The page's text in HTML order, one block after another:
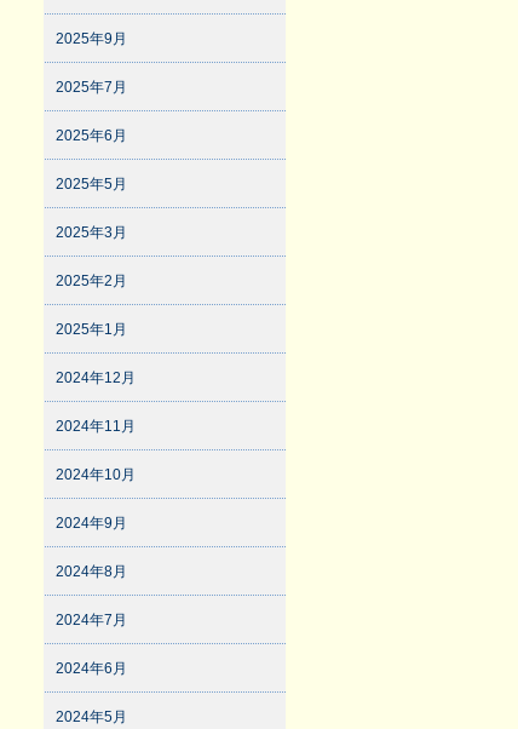
2025年9月
2025年7月
2025年6月
2025年5月
2025年3月
2025年2月
2025年1月
2024年12月
2024年11月
2024年10月
2024年9月
2024年8月
2024年7月
2024年6月
2024年5月